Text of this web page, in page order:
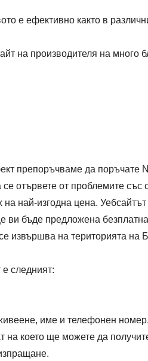
е ефективно както в
на производителя на много
препоръчваме да поръчате
отървете от проблемите със
най-изгодна цена.
ви бъде предложена
извършва на територията на
следният:
име и телефонен номер.
което ще можете да